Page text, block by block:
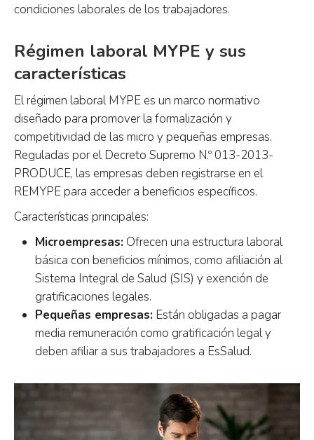
condiciones laborales de los trabajadores.
Régimen laboral MYPE y sus
características
El régimen laboral MYPE es un marco normativo
diseñado para promover la formalización y
competitividad de las micro y pequeñas empresas.
Reguladas por el Decreto Supremo N.º 013-2013-
PRODUCE, las empresas deben registrarse en el
REMYPE para acceder a beneficios específicos.
Características principales:
Microempresas: Ofrecen una estructura laboral
básica con beneficios mínimos, como afiliación al
Sistema Integral de Salud (SIS) y exención de
gratificaciones legales.
Pequeñas empresas: Están obligadas a pagar
media remuneración como gratificación legal y
deben afiliar a sus trabajadores a EsSalud.